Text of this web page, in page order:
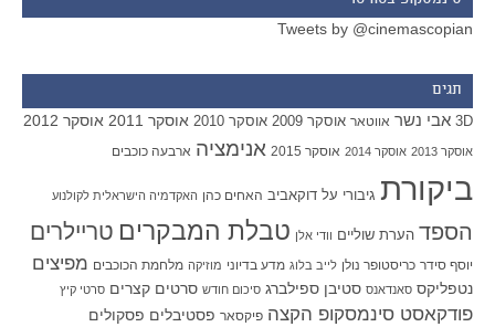
Tweets by @cinemascopian
תגים
3D אבי נשר אווטאר אוסקר 2009 אוסקר 2010 אוסקר 2011 אוסקר 2012
אוסקר 2013 אוסקר 2014 אוסקר 2015 אנימציה ארבעה כוכבים
ביקורת גיבורי על דוקאביב האחים כהן האקדמיה הישראלית לקולנוע
הספד הערת שוליים וודי אלן טבלת המבקרים טריילרים
יוסף סידר כריסטופר נולן לייב בלוג מדע בדיוני מוזיקה מלחמת הכוכבים מפיצים
נטפליקס סאנדאנס סטיבן ספילברג סיכום חודש סרטים קצרים סרטי קיץ
פודקאסט סינמסקופ הקצה פיקסאר פסטיבלים פסקולים